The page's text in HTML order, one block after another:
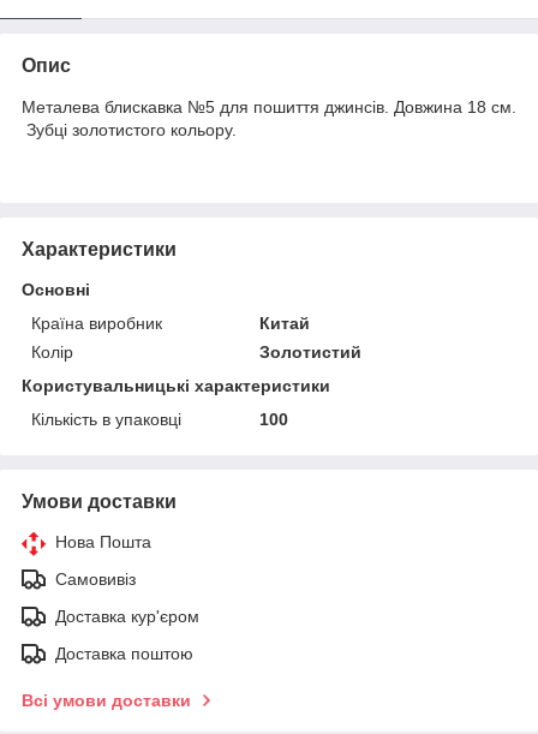
Опис
Металева блискавка №5 для пошиття джинсів. Довжина 18 см.
Зубці золотистого кольору.
Характеристики
Основні
Країна виробник
Китай
Колір
Золотистий
Користувальницькі характеристики
Кількість в упаковці
100
Умови доставки
Нова Пошта
Самовивіз
Доставка кур'єром
Доставка поштою
Всі умови доставки